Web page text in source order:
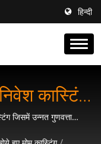
हिन्दी
कास्टिंग
जिसमें उन्नत गुणवत्ता